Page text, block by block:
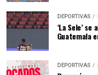
DEPORTIVAS
‘La Sele’
Guatemala
DEPORTIVAS